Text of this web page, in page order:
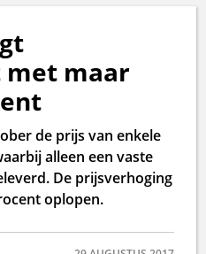
maar
de prijs van enkele
alleen een vaste
De prijsverhoging
oplopen.